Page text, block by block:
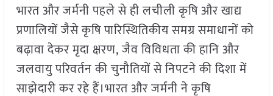
भारत और जर्मनी पहले से ही लचीली कृषि और खाद्य
प्रणालियों जैसे कृषि पारिस्थितिकीय समग्र समाधानों को
बढ़ावा देकर मृदा क्षरण, जैव विविधता की हानि और
जलवायु परिवर्तन की चुनौतियों से निपटने की दिशा में
साझेदारी कर रहे हैं।भारत और जर्मनी ने कृषि